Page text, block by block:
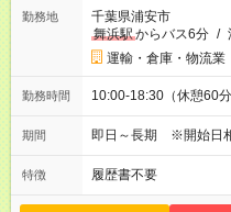
勤務地
千葉県浦安市
舞浜駅からバス6分 /
運輸・倉庫・物流業
勤務時間 10:00-18:30（休憩60
期間 即日～長期 ※開始日
特徴 履歴書不要